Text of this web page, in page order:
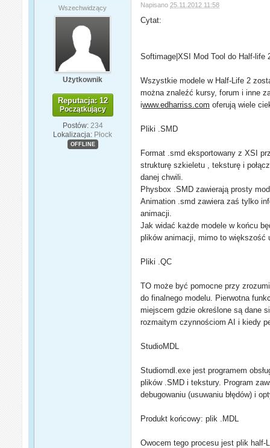
Wszechwidzący
Użytkownik
Reputacja: 12
Początkujący
Postów: 234
Lokalizacja: Płock
OFFLINE
Napisano 25.11.2012 11:58
Cytat:
Softimage|XSI Mod Tool do Half-life
Wszystkie modele w Half-Life 2
można znaleźć kursy, forum i inne
iwww.edharriss.com oferują wiele
Pliki .SMD
Format .smd eksportowany z XSI
strukturę szkieletu , teksturę i
danej chwili.
Physbox .SMD zawierają prosty
Animation .smd zawiera zaś tylko
animacji.
Jak widać każde modele w końcu
plików animacji, mimo to większość
Pliki .QC
TO może być pomocne przy
do finalnego modelu. Pierwotna
miejscem gdzie określone są dane
rozmaitym czynnościom AI i kiedy
StudioMDL
Studiomdl.exe jest programem
plików .SMD i tekstury. Program
debugowaniu (usuwaniu błędów) i
Produkt końcowy: plik .MDL
Owocem tego procesu jest plik